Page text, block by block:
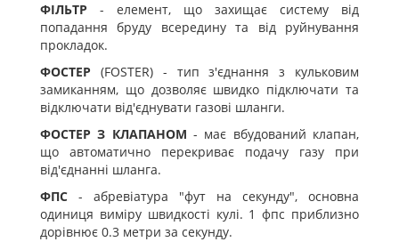
ФІЛЬТР - елемент, що захищає систему від
попадання бруду всередину та від руйнування
прокладок.
ФОСТЕР (FOSTER) - тип з'єднання з кульковим
замиканням, що дозволяє швидко підключати та
відключати від'єднувати газові шланги.
ФОСТЕР З КЛАПАНОМ - має вбудований клапан,
що автоматично перекриває подачу газу при
від'єднанні шланга.
ФПС - абревіатура "фут на секунду", основна
одиниця виміру швидкості кулі. 1 фпс приблизно
дорівнює 0.3 метри за секунду.